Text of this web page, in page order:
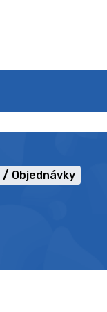
Objednávky